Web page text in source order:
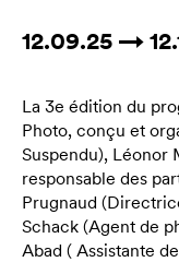
12.09.25 →
La 3e édition du
Photo, conçu et
Suspendu), Léonor
responsable des
Prugnaud
Schack (Agent de
Abad ( Assistante